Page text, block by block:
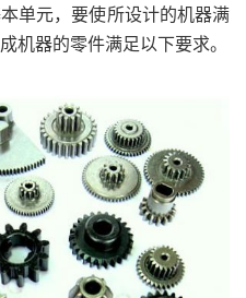
元，要使所设计的机器满
机器的零件满足以下要求。